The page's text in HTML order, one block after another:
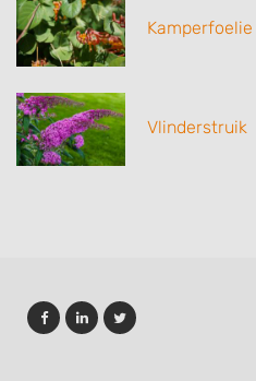
Kamperfoelie
Vlinderstruik